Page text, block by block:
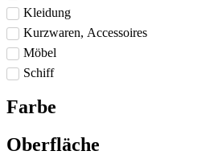
Kleidung
Kurzwaren, Accessoires
Möbel
Schiff
Farbe
Oberfläche